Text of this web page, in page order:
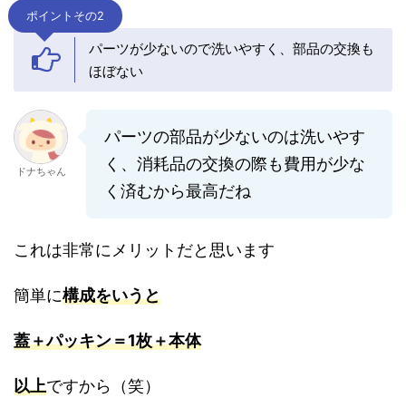
ポイントその2
パーツが少ないので洗いやすく、部品の交換も
ほぼない
ドナちゃん
パーツの部品が少ないのは洗いやす
く、消耗品の交換の際も費用が少な
く済むから最高だね
これは非常にメリットだと思います
簡単に構成をいうと
蓋＋パッキン＝1枚＋本体
以上ですから（笑）